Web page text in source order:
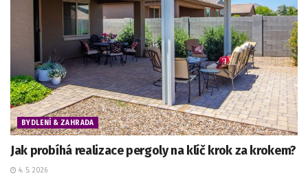
BYDLENÍ & ZAHRADA
Jak probíhá realizace pergoly na klíč krok za krokem?
4. 5. 2026